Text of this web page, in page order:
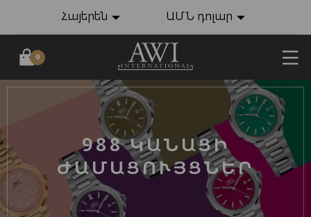
Հայերեն ԱՄՆ դոլար
0
988 ԿԱՆԱՑԻ
ԺԱՄԱՑՈՒՅՑՆԵՐ